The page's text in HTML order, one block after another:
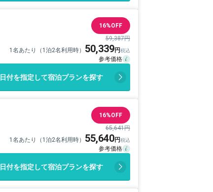
16%OFF
59,387円
1名あたり（1泊2名利用時） 50,339
日付を指定して宿泊プランを探す
16%OFF
65,641円
1名あたり（1泊2名利用時） 55,640
日付を指定して宿泊プランを探す